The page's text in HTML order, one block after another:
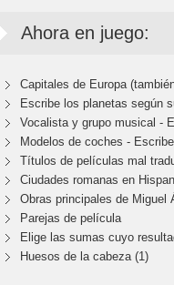
Ahora en juego:
Capitales de Europa
Escribe los planetas según
Vocalista y grupo musical -
Modelos de coches -
Títulos de películas mal
Ciudades romanas en
Obras principales de Miguel
Parejas de película
Elige las sumas cuyo
Huesos de la cabeza (1)